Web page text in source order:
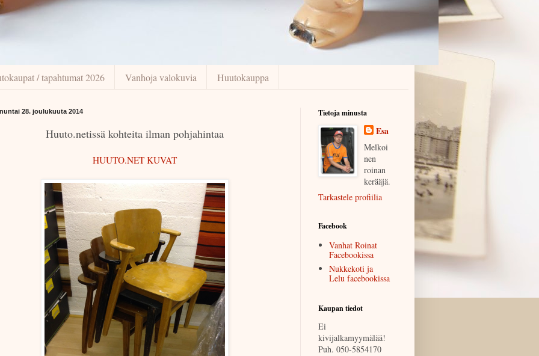
/ tapahtumat 2026 Vanhoja valokuvia Huutokauppa
28. joulukuuta 2014
Huuto.netissä kohteita ilman pohjahintaa
HUUTO.NET KUVAT
Tietoja minusta
Esa
Melkoi
nen
roinan
kerääjä.
Tarkastele profiilia
Facebook
Vanhat Roinat
Facebookissa
Nukkekoti ja
Lelu facebookissa
Kaupan tiedot
Ei
kivijalkamyymälää!
Puh. 050-5854170